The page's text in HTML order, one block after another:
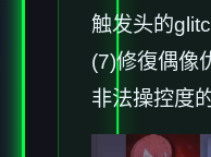
触发头的
(7)修復偶像
非法操控度